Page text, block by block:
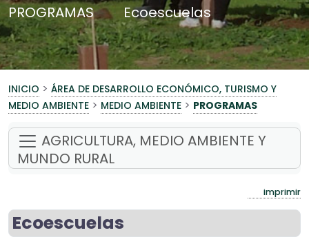
PROGRAMAS Ecoescuelas
INICIO > ÁREA DE DESARROLLO ECONÓMICO, TURISMO Y
MEDIO AMBIENTE > MEDIO AMBIENTE > PROGRAMAS
AGRICULTURA, MEDIO AMBIENTE Y
MUNDO RURAL
imprimir
Ecoescuelas